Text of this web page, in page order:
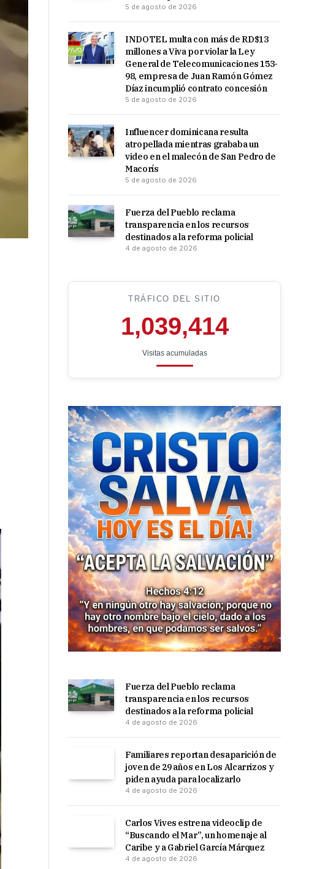
5 de agosto de 2026
INDOTEL multa con más de RD$13
millones a Viva por violar la Ley
General de Telecomunicaciones 153-
98, empresa de Juan Ramón Gómez
Díaz incumplió contrato concesión
5 de agosto de 2026
Influencer dominicana resulta
atropellada mientras grababa un
video en el malecón de San Pedro de
Macorís
5 de agosto de 2026
Fuerza del Pueblo reclama
transparencia en los recursos
destinados a la reforma policial
4 de agosto de 2026
TRÁFICO DEL SITIO
1,039,414
Visitas acumuladas
Fuerza del Pueblo reclama
transparencia en los recursos
destinados a la reforma policial
4 de agosto de 2026
Familiares reportan desaparición de
joven de 29 años en Los Alcarrizos y
piden ayuda para localizarlo
4 de agosto de 2026
Carlos Vives estrena videoclip de
“Buscando el Mar”, un homenaje al
Caribe y a Gabriel García Márquez
4 de agosto de 2026